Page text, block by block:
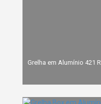
Grelha em Alumínio 421 R